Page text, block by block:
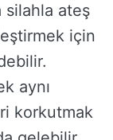
silahla ateş
için
aynı
korkutmak